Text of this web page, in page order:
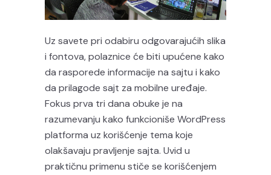
Uz savete pri odabiru odgovarajućih slika
i fontova, polaznice će biti upućene kako
da rasporede informacije na sajtu i kako
da prilagode sajt za mobilne uređaje.
Fokus prva tri dana obuke je na
razumevanju kako funkcioniše WordPress
platforma uz korišćenje tema koje
olakšavaju pravljenje sajta. Uvid u
praktičnu primenu stiče se korišćenjem